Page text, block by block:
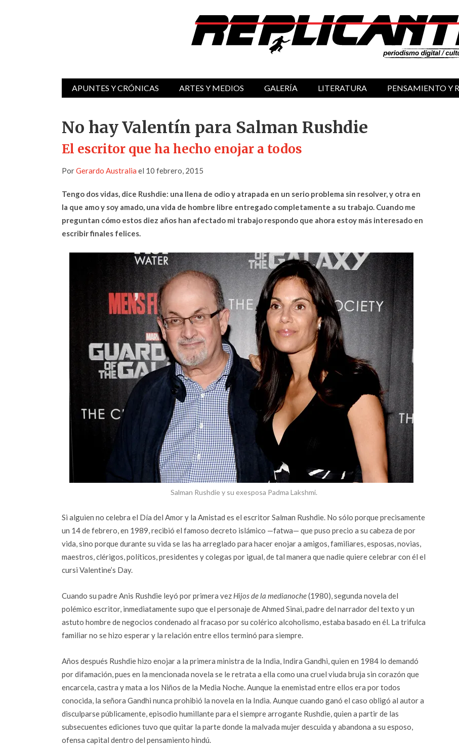
APUNTES Y CRÓNICAS ARTES Y MEDIOS GALERÍA LITERATURA PENSAMIENTO Y
No hay Valentín para Salman Rushdie
El escritor que ha hecho enojar a todos
PorGerardo Australia el 10 febrero, 2015
Tengo dos vidas, dice Rushdie: una llena de odio y atrapada en un serio problema sin resolver, y otra en
la que amo y soy amado, una vida de hombre libre entregado completamente a su trabajo. Cuando me
preguntan cómo estos diez años han afectado mi trabajo respondo que ahora estoy más interesado en
escribir finales felices.
Salman Rushdie y su exesposa Padma Lakshmi.
Si alguien no celebra el Día del Amor y la Amistad es el escritor Salman Rushdie. No sólo porque precisamente
un 14 de febrero, en 1989, recibió el famoso decreto islámico —fatwa— que puso precio a su cabeza de por
vida, sino porque durante su vida se las ha arreglado para hacer enojar a amigos, familiares, esposas, novias,
maestros, clérigos, políticos, presidentes y colegas por igual, de tal manera que nadie quiere celebrar con él el
cursi Valentine’s Day.
Cuando su padre Anis Rushdie leyó por primera vez Hijos de la medianoche(1980), segunda novela del
polémico escritor, inmediatamente supo que el personaje de Ahmed Sinai, padre del narrador del texto y un
astuto hombre de negocios condenado al fracaso por su colérico alcoholismo, estaba basado en él. La trifulca
familiar no se hizo esperar y la relación entre ellos terminó para siempre.
Años después Rushdie hizo enojar a la primera ministra de la India, Indira Gandhi, quien en 1984 lo demandó
por difamación, pues en la mencionada novela se le retrata a ella como una cruel viuda bruja sin corazón que
encarcela, castra y mata a los Niños de la Media Noche. Aunque la enemistad entre ellos era por todos
conocida, la señora Gandhi nunca prohibió la novela en la India. Aunque cuando ganó el caso obligó al autor a
disculparse públicamente, episodio humillante para el siempre arrogante Rushdie, quien a partir de las
subsecuentes ediciones tuvo que quitar la parte donde la malvada mujer descuida y abandona a su esposo,
ofensa capital dentro del pensamiento hindú.